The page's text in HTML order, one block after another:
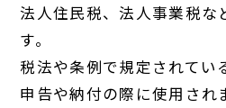
法人住民税、法人事業税な
す。
税法や条例で規定されてい
申告や納付の際に使用され